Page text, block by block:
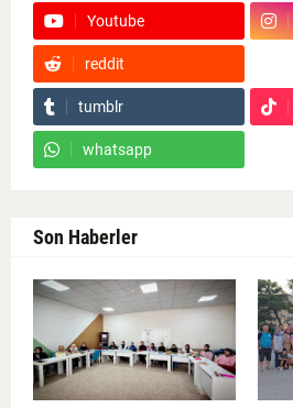
Youtube
reddit
tumblr
whatsapp
Son Haberler